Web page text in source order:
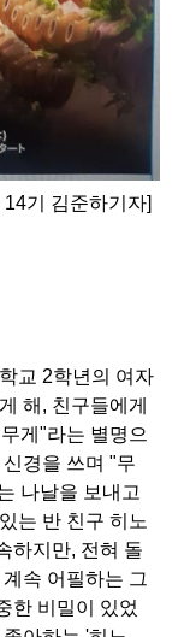
기 김준하기자]
교 2학년의 여자
해, 친구들에게
게"라는 별명으
경을 쓰며 "무
나날을 보내고
는 반 친구 히노
하지만, 전혀 돌
속 어필하는 그
한 비밀이 있었